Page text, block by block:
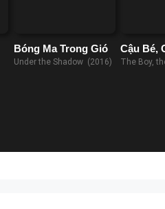
Bóng Ma Trong Gió
Under the Shadow (2016)
Cậu Bé,
Cáo Và
The Boy,